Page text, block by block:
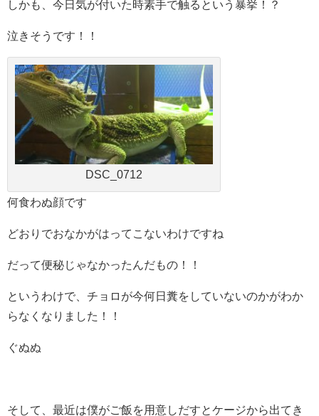
しかも、今日気が付いた時素手で触るという暴挙！？
泣きそうです！！
DSC_0712
何食わぬ顔です
どおりでおなかがはってこないわけですね
だって便秘じゃなかったんだもの！！
というわけで、チョロが今何日糞をしていないのかがわか
らなくなりました！！
ぐぬぬ
そして、最近は僕がご飯を用意しだすとケージから出てき